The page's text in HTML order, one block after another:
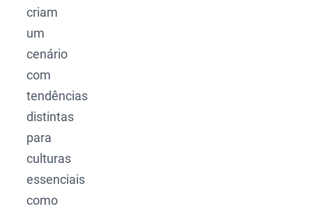
criam
um
cenário
com
tendências
distintas
para
culturas
essenciais
como